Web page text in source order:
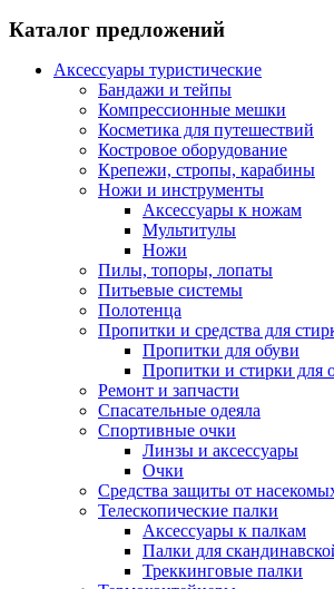
Каталог предложений
Аксессуары туристические
Бандажи и тейпы
Компрессионные мешки
Косметика для путешествий
Костровое оборудование
Крепежи, стропы, карабины
Ножи и инструменты
Аксессуары к ножам
Мультитулы
Ножи
Пилы, топоры, лопаты
Питьевые системы
Полотенца
Пропитки и средства для
Пропитки для обуви
Пропитки и стирки для
Ремонт и запчасти
Спасательные одеяла
Спортивные очки
Линзы и аксессуары
Очки
Средства защиты от
Телескопические палки
Аксессуары к палкам
Палки для
Треккинговые палки